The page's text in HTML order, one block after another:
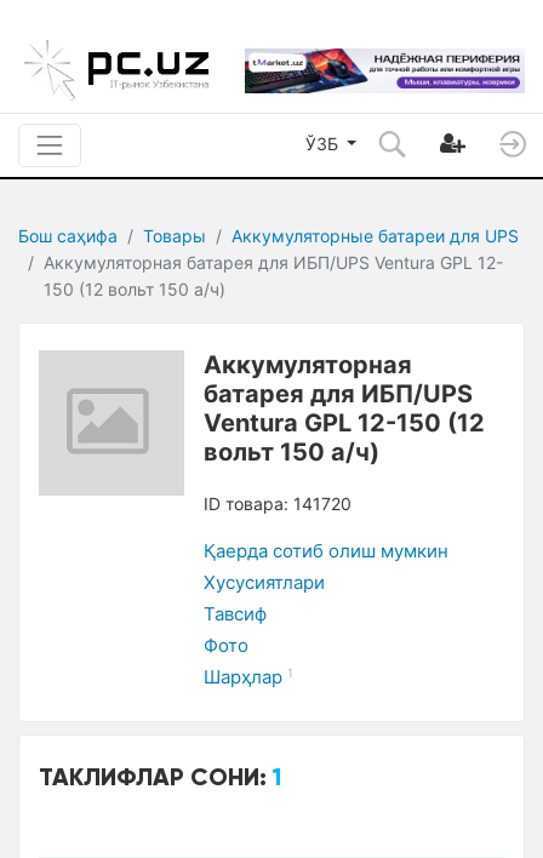
ЎЗБ
Бош саҳифа Товары
Аккумуляторные батареи для UPS
Аккумуляторная батарея для ИБП/UPS Ventura GPL 12-
150 (12 вольт 150 а/ч)
Аккумуляторная
батарея для ИБП/UPS
Ventura GPL 12-150 (12
вольт 150 а/ч)
ID товара: 141720
Қаерда сотиб олиш мумкин
Xусусиятлари
Тавсиф
Фото
Шарҳлар 1
ТАКЛИФЛАР СОНИ:1